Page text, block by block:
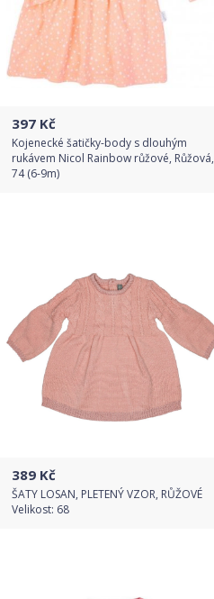
397 Kč
Kojenecké šatičky-body s dlouhým
rukávem Nicol Rainbow růžové, Růžová,
74 (6-9m)
Detail produktu
389 Kč
ŠATY LOSAN, PLETENÝ VZOR, RŮŽOVÉ
Velikost: 68